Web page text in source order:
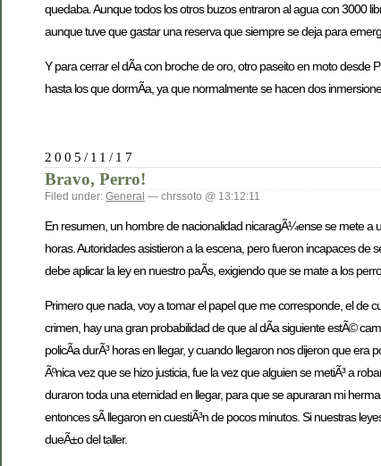
quedaba. Aunque todos los otros buzos entraron al agua con 3000
aunque tuve que gastar una reserva que siempre se deja para
Y para cerrar el dÃ­a con broche de oro, otro paseito en moto desde
hasta los que dormÃ­a, ya que normalmente se hacen dos
2005/11/17
Bravo, Perro!
Filed under: General — chrssoto @ 13:12:11
En resumen, un hombre de nacionalidad nicaragÃ¼ense se mete a
horas. Autoridades asistieron a la escena, pero fueron incapaces
debe aplicar la ley en nuestro paÃ­s, exigiendo que se mate a los
Primero que nada, voy a tomar el papel que me corresponde, el de
crimen, hay una gran probabilidad de que al dÃ­a siguiente estÃ©
policÃ­a durÃ³ horas en llegar, y cuando llegaron nos dijeron que
Ãºnica vez que se hizo justicia, fue la vez que alguien se metiÃ³ a
duraron toda una eternidad en llegar, para que se apuraran mi
entonces sÃ­ llegaron en cuestiÃ³n de pocos minutos. Si nuestras
dueÃ±o del taller.